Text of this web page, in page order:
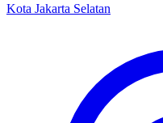
Kota Jakarta Selatan